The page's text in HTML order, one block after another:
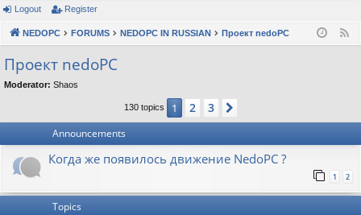
or
u
s
Logout Register
NEDOPC FORUMS NEDOPC IN RUSSIAN Проект nedoPC
Проект nedoPC
Moderator: Shaos
130 topics 1 2 3
Announcements
Когда же появилось движение NedoPC ?
1 2
Topics